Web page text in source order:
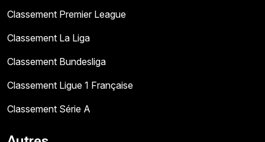
Classement Premier League
Classement La Liga
Classement Bundesliga
Classement Ligue 1 Française
Classement Série A